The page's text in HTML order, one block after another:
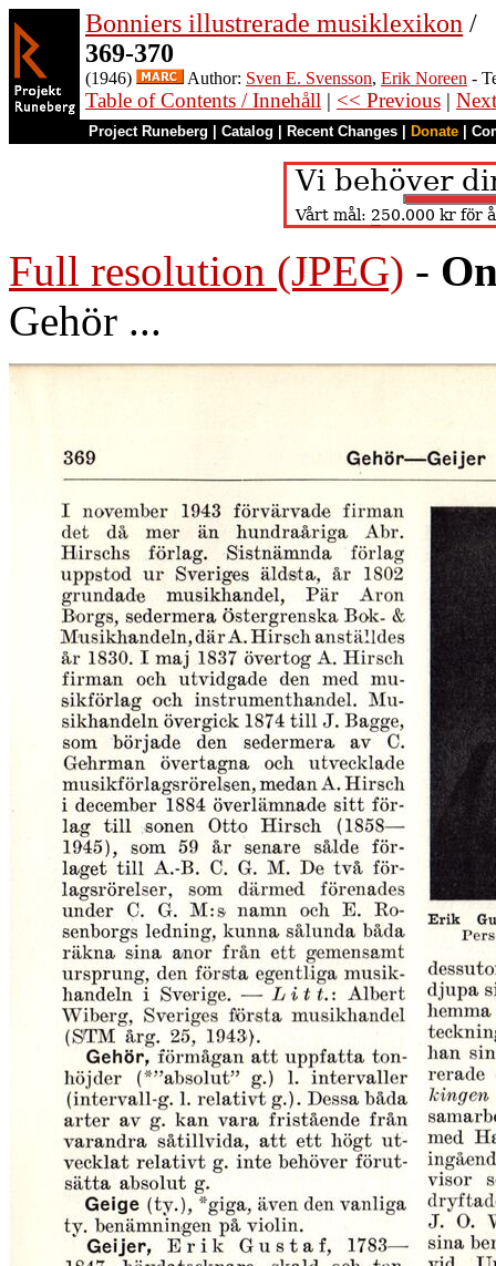
Bonniers illustrerade musiklexikon /
369-370
(1946) Author: Sven E. Svensson, Erik Noreen -
Table of Contents / Innehåll | << Previous |
Project Runeberg Catalog Recent Changes Donate
Full resolution (JPEG) -
Gehör ...